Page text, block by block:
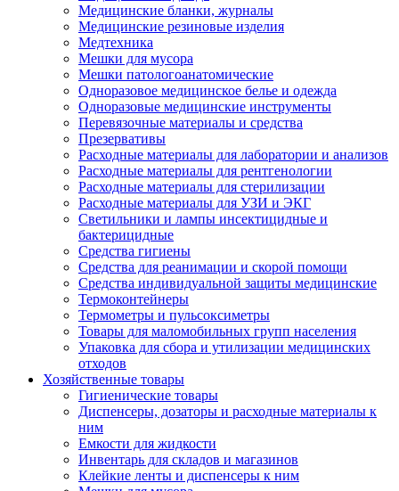
Медицинские бланки, журналы
Медицинские резиновые изделия
Медтехника
Мешки для мусора
Мешки патологоанатомические
Одноразовое медицинское белье и одежда
Одноразовые медицинские инструменты
Перевязочные материалы и средства
Презервативы
Расходные материалы для лаборатории и анализов
Расходные материалы для рентгенологии
Расходные материалы для стерилизации
Расходные материалы для УЗИ и ЭКГ
Светильники и лампы инсектицидные и
бактерицидные
Средства гигиены
Средства для реанимации и скорой помощи
Средства индивидуальной защиты медицинские
Термоконтейнеры
Термометры и пульсоксиметры
Товары для маломобильных групп населения
Упаковка для сбора и утилизации медицинских
отходов
Хозяйственные товары
Гигиенические товары
Диспенсеры, дозаторы и расходные материалы к
ним
Емкости для жидкости
Инвентарь для складов и магазинов
Клейкие ленты и диспенсеры к ним